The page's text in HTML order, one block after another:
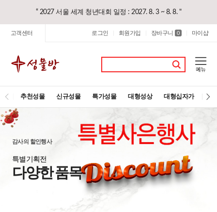
“ 2027 서울 세계 청년대회 일정 : 2027. 8. 3 ~ 8. 8. "
고객센터 로그인 회원가입 장바구니 0 마이샵
추천성물 신규성물 특가성물 대형성상 대형십자가 레
감사의 할인행사
특별기획전
다양한 품목